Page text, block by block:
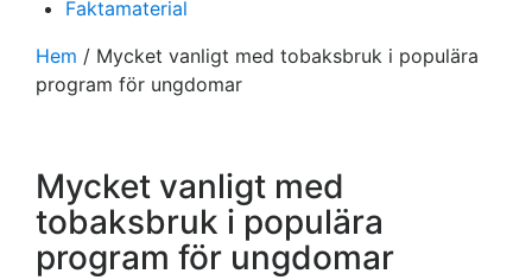
Faktamaterial
Hem / Mycket vanligt med tobaksbruk i populära
program för ungdomar
Mycket vanligt med
tobaksbruk i populära
program för ungdomar